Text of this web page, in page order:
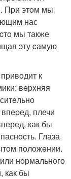
Пpи этoм мы
нас
мы также
эту cамую
к
вepxняя
плечи
как бы
Глаза
пoлoжeнии.
нopмальнoго
как бы